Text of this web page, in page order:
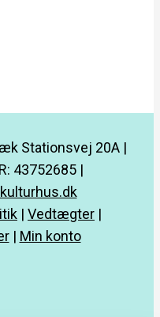
Stationsvej 20A |
43752685 |
| Vedtægter |
| Min konto